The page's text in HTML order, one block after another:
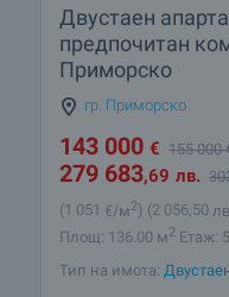
Двустаен
предпочитан
Приморско
гр. Приморско
143 000 € 155 000
279 683,69 лв.
(1 051 €/м2) (2 056,50
Площ: 136.00 м2 Етаж: 5
Тип на имота: